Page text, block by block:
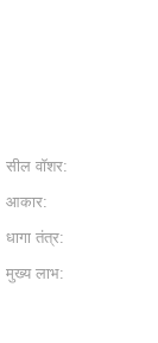
सील वॉशर:
आकार:
धागा तंत्र:
मुख्य लाभ: